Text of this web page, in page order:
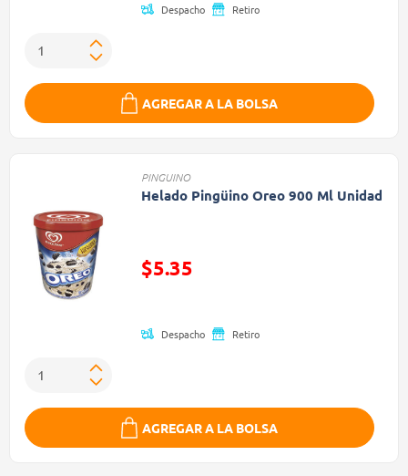
Despacho Retiro
AGREGAR A LA BOLSA
PINGUINO
Helado Pingüino Oreo 900 Ml Unidad
Precio reducido de
$5.35
Despacho Retiro
AGREGAR A LA BOLSA